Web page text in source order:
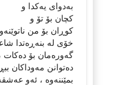
به‌دواى یه‌کدا و
کچان بۆ تۆ و
کوڕان بۆ من
خۆی لە بنەڕەتدا
گەورەمان بۆ
دەتوانن مەوداکان
بمێننەوە ، ئەو